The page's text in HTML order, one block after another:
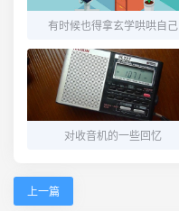
有时候也得拿玄学哄哄自己
对收音机的一些回忆
上一篇